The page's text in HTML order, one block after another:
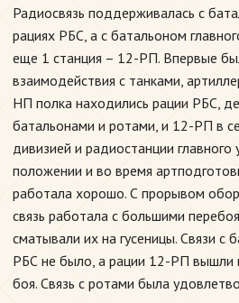
Радиосвязь поддерживалась с
рациях РБС, а с батальоном
еще 1 станция – 12-РП. Впервые
взаимодействия с танками,
НП полка находились рации РБС,
батальонами и ротами, и 12-РП в
дивизией и радиостанции
положении и во время
работала хорошо. С прорывом
связь работала с большими
сматывали их на гусеницы. Связи с
РБС не было, а рации 12-РП вышли
боя. Связь с ротами была